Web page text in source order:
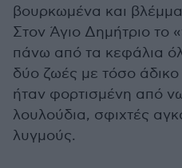
βουρκωμένα και
Στον Άγιο Δημήτριο το
πάνω από τα κεφάλια
δύο ζωές με τόσο
ήταν φορτισμένη από
λουλούδια, σφιχτές
λυγμούς.